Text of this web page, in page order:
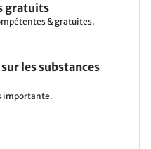
gratuits
& gratuites.
les substances
importante.